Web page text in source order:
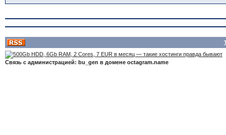
Связь с администрацией: bu_gen в домене octagram.name